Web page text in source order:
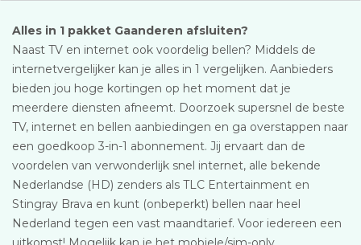
Alles in 1 pakket Gaanderen afsluiten?
Naast TV en internet ook voordelig bellen? Middels de
internetvergelijker kan je alles in 1 vergelijken. Aanbieders
bieden jou hoge kortingen op het moment dat je
meerdere diensten afneemt. Doorzoek supersnel de beste
TV, internet en bellen aanbiedingen en ga overstappen naar
een goedkoop 3-in-1 abonnement. Jij ervaart dan de
voordelen van verwonderlijk snel internet, alle bekende
Nederlandse (HD) zenders als TLC Entertainment en
Stingray Brava en kunt (onbeperkt) bellen naar heel
Nederland tegen een vast maandtarief. Voor iedereen een